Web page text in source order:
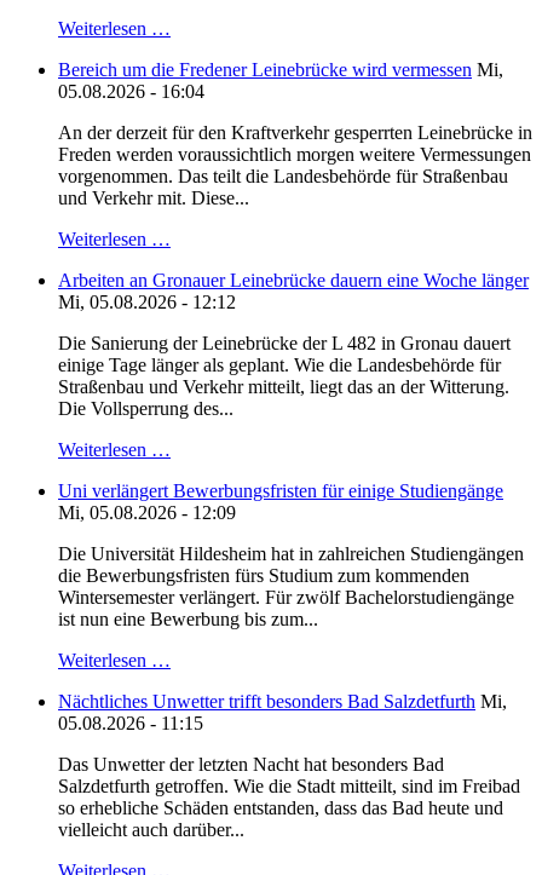
Weiterlesen …
Bereich um die Fredener Leinebrücke wird vermessen Mi,
05.08.2026 - 16:04
An der derzeit für den Kraftverkehr gesperrten Leinebrücke in
Freden werden voraussichtlich morgen weitere Vermessungen
vorgenommen. Das teilt die Landesbehörde für Straßenbau
und Verkehr mit. Diese...
Weiterlesen …
Arbeiten an Gronauer Leinebrücke dauern eine Woche länger
Mi, 05.08.2026 - 12:12
Die Sanierung der Leinebrücke der L 482 in Gronau dauert
einige Tage länger als geplant. Wie die Landesbehörde für
Straßenbau und Verkehr mitteilt, liegt das an der Witterung.
Die Vollsperrung des...
Weiterlesen …
Uni verlängert Bewerbungsfristen für einige Studiengänge
Mi, 05.08.2026 - 12:09
Die Universität Hildesheim hat in zahlreichen Studiengängen
die Bewerbungsfristen fürs Studium zum kommenden
Wintersemester verlängert. Für zwölf Bachelorstudiengänge
ist nun eine Bewerbung bis zum...
Weiterlesen …
Nächtliches Unwetter trifft besonders Bad Salzdetfurth Mi,
05.08.2026 - 11:15
Das Unwetter der letzten Nacht hat besonders Bad
Salzdetfurth getroffen. Wie die Stadt mitteilt, sind im Freibad
so erhebliche Schäden entstanden, dass das Bad heute und
vielleicht auch darüber...